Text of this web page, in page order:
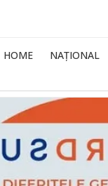
HOME NAȚIONAL